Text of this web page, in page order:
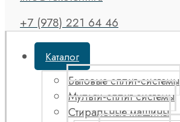
+7 (978) 221 64 46
Каталог
Бытовые сплит-системы
Мульти-сплит системы
Стиральные машины